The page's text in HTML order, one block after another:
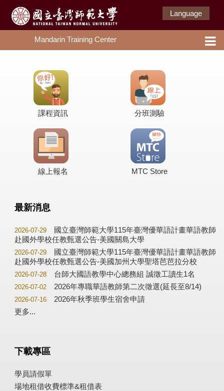
Language
Mandarin Training Center
課程資訊 分班測驗
線上報名 MTC Store
最新消息
2026-07-29
國立臺灣師範大學115年臺灣優華語計畫華語教師
赴國外學校任教甄選公告-美國關島大學
2026-07-29
國立臺灣師範大學115年臺灣優華語計畫華語教師
赴國外學校任教甄選公告-美國加州大學聖塔芭芭拉分校
2026-07-28 台師大國語教學中心總務組 誠徵工讀生1名
2026-07-02 2026年專職華語教師第二次徵選(延長至8/14)
2026-07-16
2026年秋季班學生宿舍申請
更多...
下載專區
學員請假單
場地租借收費標準&租借表